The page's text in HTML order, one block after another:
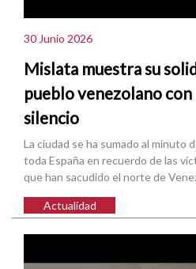
30 Junio 2026
Mislata muestra su
pueblo venezolano
silencio
La ciudad se ha sumado al minuto
toda España en recuerdo de las
que han sacudido el norte de
Actualidad